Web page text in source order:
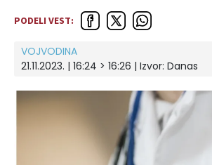
PODELI VEST:
VOJVODINA
21.11.2023. | 16:24 > 16:26 | Izvor: Danas